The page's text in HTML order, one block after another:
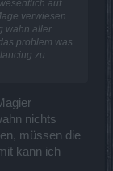
auf
verwiesen
wahn aller
problem was
zu
nichts
müssen die
kann ich